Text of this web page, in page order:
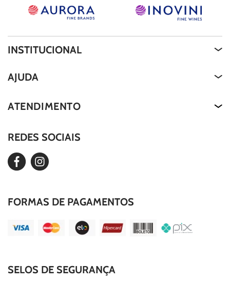
INSTITUCIONAL
Quem Somos
Nossa História
AJUDA
Termos de Uso
Editar Cookies
Duvidas Frequentes
ATENDIMENTO
REDES SOCIAIS
FORMAS DE PAGAMENTOS
SELOS DE SEGURANÇA